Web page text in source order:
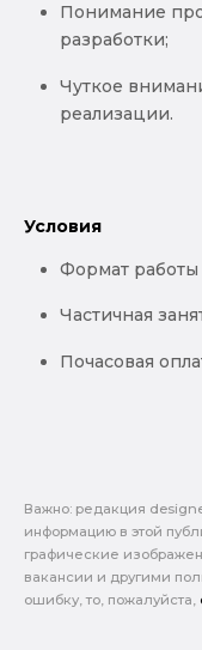
Понимание
разработки;
Чуткое
реализации.
Условия
Формат работы
Частичная
Почасовая
Важно: pедакция
информацию в этой
графические
вакансии и другими
ошибку, то, пожалуйста,